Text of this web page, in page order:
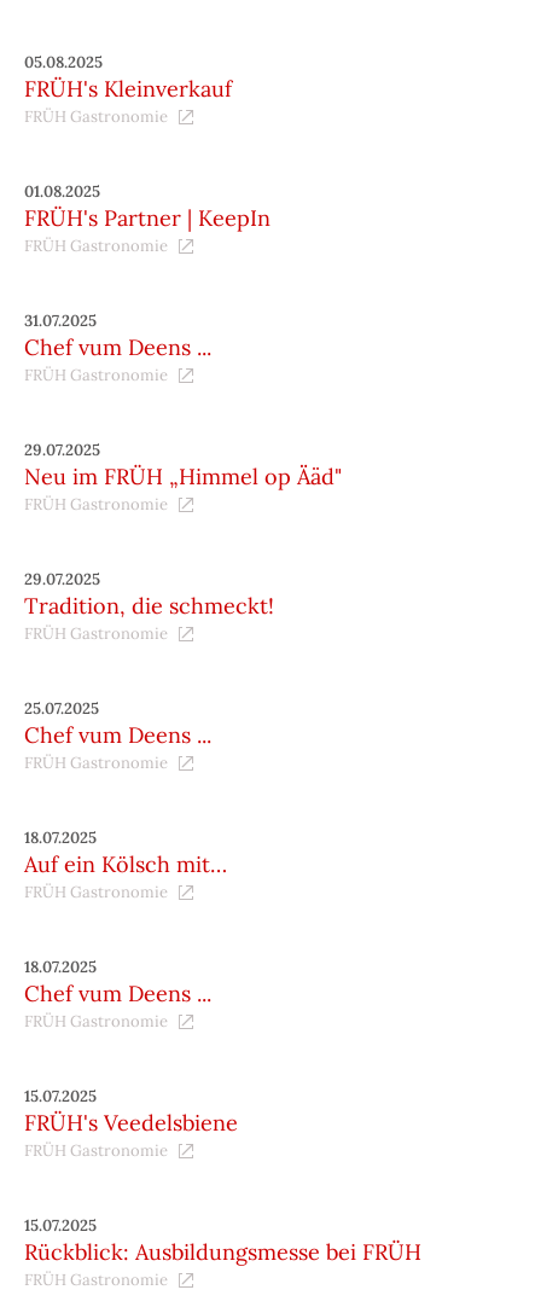
05.08.2025
FRÜH's Kleinverkauf
FRÜH Gastronomie
01.08.2025
FRÜH's Partner | KeepIn
FRÜH Gastronomie
31.07.2025
Chef vum Deens ...
FRÜH Gastronomie
29.07.2025
Neu im FRÜH „Himmel op Ääd"
FRÜH Gastronomie
29.07.2025
Tradition, die schmeckt!
FRÜH Gastronomie
25.07.2025
Chef vum Deens ...
FRÜH Gastronomie
18.07.2025
Auf ein Kölsch mit…
FRÜH Gastronomie
18.07.2025
Chef vum Deens ...
FRÜH Gastronomie
15.07.2025
FRÜH's Veedelsbiene
FRÜH Gastronomie
15.07.2025
Rückblick: Ausbildungsmesse bei FRÜH
FRÜH Gastronomie